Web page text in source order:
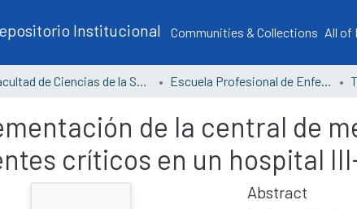
Institucional Communities & Collections All of
Facultad de Ciencias de la Salud Escuela Profesional de Enfermería
de la central de
críticos en un hospital
Abstract